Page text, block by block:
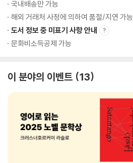
국내배송만 가능
해외 거래처 사정에 의하여 품절/지연 가능
도서 정보 중 미표기 사항 안내
문화비소득공제 가능
이 분야의 이벤트 13